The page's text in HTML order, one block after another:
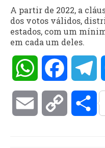
A partir de 2022, a
dos votos válidos,
estados, com um
em cada um deles.
WhatsAppFacebook
Email Copy